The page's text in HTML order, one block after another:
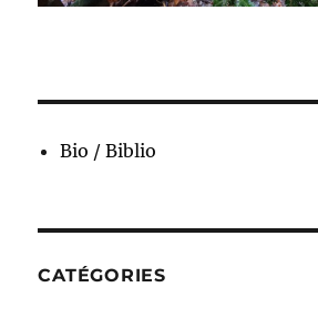
Bio / Biblio
CATÉGORIES